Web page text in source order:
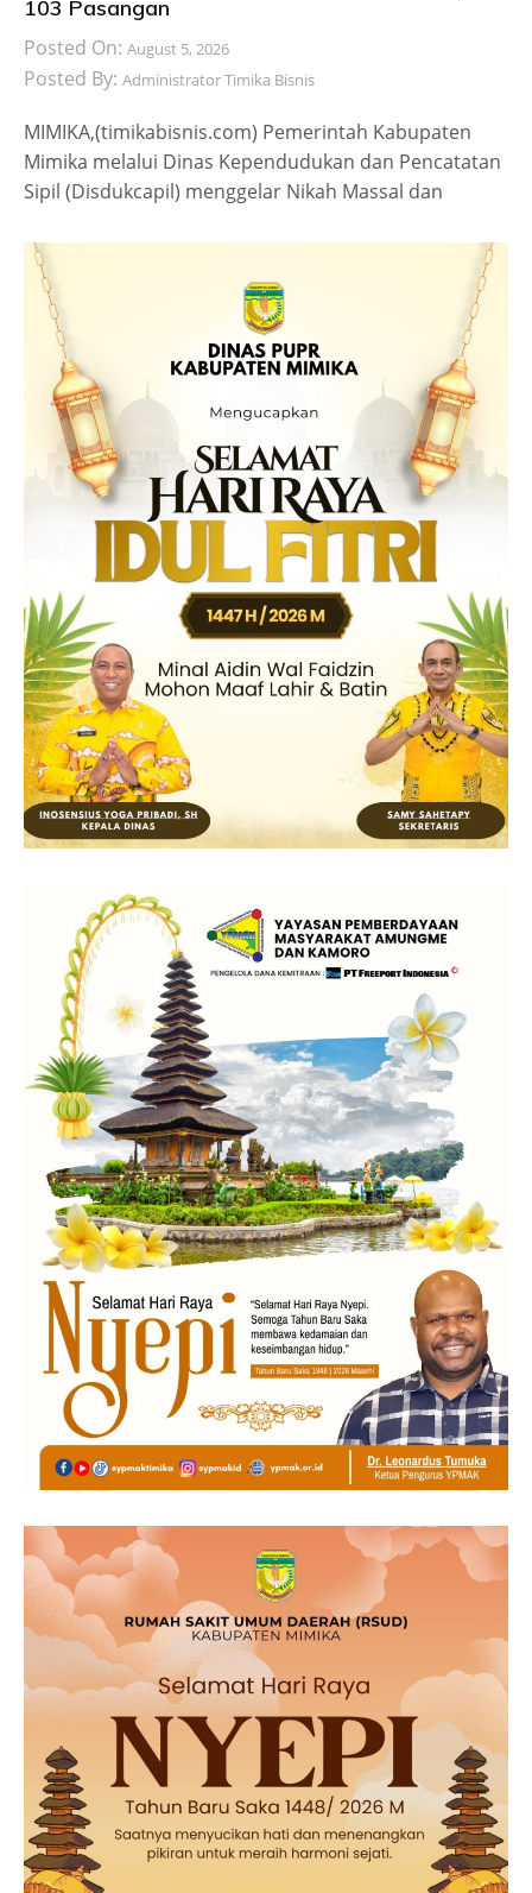
103 Pasangan
Posted On: August 5, 2026
Posted By: Administrator Timika Bisnis
MIMIKA,(timikabisnis.com) Pemerintah Kabupaten
Mimika melalui Dinas Kependudukan dan Pencatatan
Sipil (Disdukcapil) menggelar Nikah Massal dan